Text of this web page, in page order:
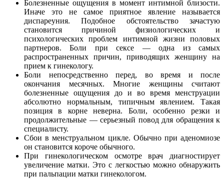
Болезненные ощущения в момент интимной близости.
Иначе это не самое приятное явление называется
диспареуния. Подобное обстоятельство зачастую
становится причиной физиологических и
психологических проблем интимной жизни половых
партнеров. Боли при сексе — одна из самых
распространенных причин, приводящих женщину на
прием к гинекологу.
Боли непосредственно перед, во время и после
окончания месячных. Многие женщины считают
болезненные ощущения до и во время менструации
абсолютно нормальным, типичным явлением. Такая
позиция в корне неверна. Боли, особенно резки и
продолжительные — серьезный повод для обращения к
специалисту.
Сбои в менструальном цикле. Обычно при аденомиозе
он становится короче обычного.
При гинекологическом осмотре врач диагностирует
увеличение матки. Это с легкостью можно обнаружить
при пальпации матки гинекологом.